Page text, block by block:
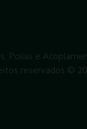
Polias e
reservados ©